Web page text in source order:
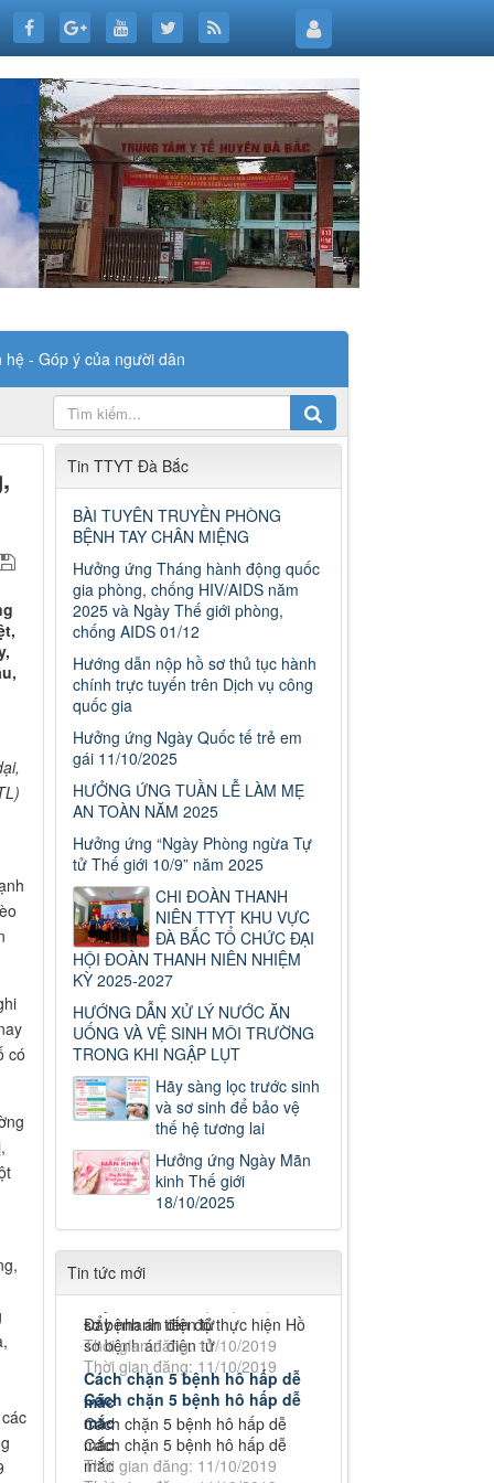
hệ - Góp ý của người dân
có
Tin TTYT Đà Bắc
BÀI TUYÊN TRUYỀN PHÒNG
BỆNH TAY CHÂN MIỆNG
Hưởng ứng Tháng hành động quốc
gia phòng, chống HIV/AIDS năm
2025 và Ngày Thế giới phòng,
chống AIDS 01/12
Hướng dẫn nộp hồ sơ thủ tục hành
chính trực tuyến trên Dịch vụ công
quốc gia
Hưởng ứng Ngày Quốc tế trẻ em
gái 11/10/2025
HƯỞNG ỨNG TUẦN LỄ LÀM MẸ
AN TOÀN NĂM 2025
Hưởng ứng “Ngày Phòng ngừa Tự
tử Thế giới 10/9” năm 2025
CHI ĐOÀN THANH
NIÊN TTYT KHU VỰC
ĐÀ BẮC TỔ CHỨC ĐẠI
HỘI ĐOÀN THANH NIÊN NHIỆM
KỲ 2025-2027
HƯỚNG DẪN XỬ LÝ NƯỚC ĂN
UỐNG VÀ VỆ SINH MÔI TRƯỜNG
TRONG KHI NGẬP LỤT
Hãy sàng lọc trước sinh
và sơ sinh để bảo vệ
thế hệ tương lai
Hưởng ứng Ngày Mãn
kinh Thế giới
18/10/2025
Tin tức mới
Số: 187/CV-TTYT
Đẩy nhanh tiến độ thực hiện Hồ
sơ bệnh án điện tử
Thời gian đăng: 11/10/2019
Cách chặn 5 bệnh hô hấp dễ
mắc
Cách chặn 5 bệnh hô hấp dễ
mắc
Thời gian đăng: 11/10/2019
Tiếp tục tăng cường công tác
lãnh, chỉ đạo phòng,
Tiếp tục tăng cường công tác
lãnh, chỉ đạo phòng, chống dịch
Số: 187/CV-TTYT
sơ bệnh án điện tử
Thời gian đăng: 11/10/2019
Cách chặn 5 bệnh hô hấp dễ
mắc
Cách chặn 5 bệnh hô hấp dễ
mắc
Thời gian đăng: 11/10/2019
Đẩy nhanh tiến độ thực hiện Hồ
sơ bệnh án điện tử
Cách chặn 5 bệnh hô hấp dễ
mắc
Cách chặn 5 bệnh hô hấp dễ
mắc
Thời gian đăng: 11/10/2019
Tiếp tục tăng cường công tác
777/TTYT-TCHC&TCKT
BC số người thực hành tại cơ sở